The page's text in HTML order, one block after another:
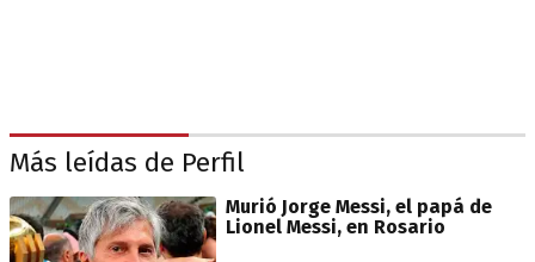
Más leídas de Perfil
Murió Jorge Messi, el papá de
Lionel Messi, en Rosario